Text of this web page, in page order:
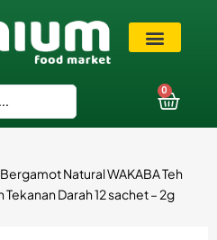
0
Natural WAKABA Teh
Darah 12 sachet – 2g